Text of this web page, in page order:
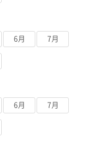
6月 7月
6月 7月